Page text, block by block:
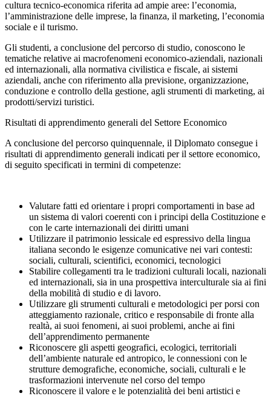
cultura tecnico-economica riferita ad ampie aree: l’economia,
l’amministrazione delle imprese, la finanza, il marketing, l’economia
sociale e il turismo.
Gli studenti, a conclusione del percorso di studio, conoscono le
tematiche relative ai macrofenomeni economico-aziendali, nazionali
ed internazionali, alla normativa civilistica e fiscale, ai sistemi
aziendali, anche con riferimento alla previsione, organizzazione,
conduzione e controllo della gestione, agli strumenti di marketing, ai
prodotti/servizi turistici.
Risultati di apprendimento generali del Settore Economico
A conclusione del percorso quinquennale, il Diplomato consegue i
risultati di apprendimento generali indicati per il settore economico,
di seguito specificati in termini di competenze:
Valutare fatti ed orientare i propri comportamenti in base ad
un sistema di valori coerenti con i principi della Costituzione e
con le carte internazionali dei diritti umani
Utilizzare il patrimonio lessicale ed espressivo della lingua
italiana secondo le esigenze comunicative nei vari contesti:
sociali, culturali, scientifici, economici, tecnologici
Stabilire collegamenti tra le tradizioni culturali locali, nazionali
ed internazionali, sia in una prospettiva interculturale sia ai fini
della mobilità di studio e di lavoro.
Utilizzare gli strumenti culturali e metodologici per porsi con
atteggiamento razionale, critico e responsabile di fronte alla
realtà, ai suoi fenomeni, ai suoi problemi, anche ai fini
dell’apprendimento permanente
Riconoscere gli aspetti geografici, ecologici, territoriali
dell’ambiente naturale ed antropico, le connessioni con le
strutture demografiche, economiche, sociali, culturali e le
trasformazioni intervenute nel corso del tempo
Riconoscere il valore e le potenzialità dei beni artistici e